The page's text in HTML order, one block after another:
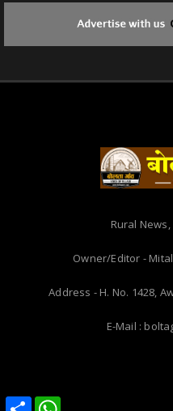
Share
Share
Rural
Owner/Editor -
Address - H. No. 1428,
E-Mail :